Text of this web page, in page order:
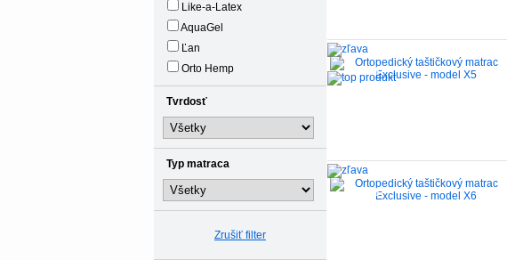
-35%
-35%
Like-a-Latex
AquaGel
Ľan
Orto Hemp
Tvrdosť
Typ matraca
Zrušiť filter